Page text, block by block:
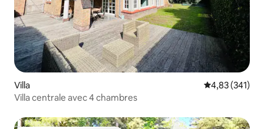
Villa Évaluation
4,83 (341)
Villa centrale avec 4 chambres